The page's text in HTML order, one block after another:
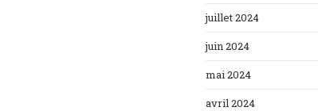
juillet 2024
juin 2024
mai 2024
avril 2024